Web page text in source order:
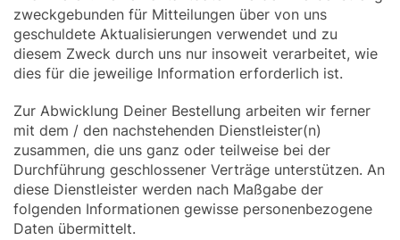
zweckgebunden für Mitteilungen über von uns
geschuldete Aktualisierungen verwendet und zu
diesem Zweck durch uns nur insoweit verarbeitet, wie
dies für die jeweilige Information erforderlich ist.
Zur Abwicklung Deiner Bestellung arbeiten wir ferner
mit dem / den nachstehenden Dienstleister(n)
zusammen, die uns ganz oder teilweise bei der
Durchführung geschlossener Verträge unterstützen. An
diese Dienstleister werden nach Maßgabe der
folgenden Informationen gewisse personenbezogene
Daten übermittelt.